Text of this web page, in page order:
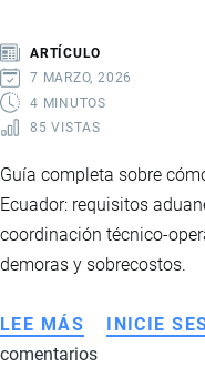
ARTÍCULO
7 MARZO, 2026
4 MINUTOS
85 VISTAS
Guía completa sobre
Ecuador: requisitos
coordinación técnico-
demoras y sobrecostos.
LEE MÁS SOBRE
INICIE
comentarios